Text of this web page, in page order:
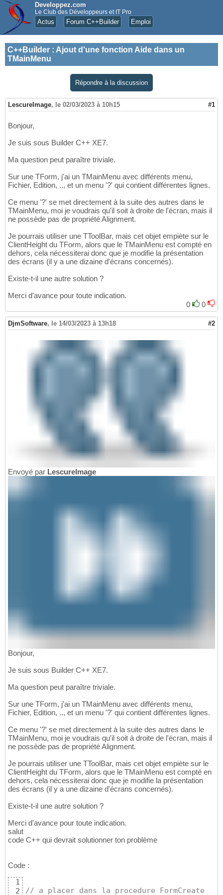
Developpez.com
Le Club des Développeurs et IT Pro
Actus Forum C++Builder Emploi
C++Builder : Ajout d'une fonction Aide dans un
TMainMenu
Répondre à la discussion
LescureImage, le 02/03/2023 à 10h15 #1
Bonjour,
Je suis sous Builder C++ XE7.
Ma question peut paraître triviale.
Sur une TForm, j'ai un TMainMenu avec différents menu,
Fichier, Edition, .., et un menu '?' qui contient différentes lignes.
Ce menu '?' se met directement à la suite des autres dans le
TMainMenu, moi je voudrais qu'il soit à droite de l'écran, mais il
ne possède pas de propriété Alignment.
Je pourrais utiliser une TToolBar, mais cet objet empiète sur le
ClientHeight du TForm, alors que le TMainMenu est compté en
dehors, cela nécessiterai donc que je modifie la présentation
des écrans (il y a une dizaine d'écrans concernés).
Existe-t-il une autre solution ?
Merci d'avance pour toute indication.
0
0
DjmSoftware, le 14/03/2023 à 13h18 #2
Envoyé par LescureImage
Bonjour,
Je suis sous Builder C++ XE7.
Ma question peut paraître triviale.
Sur une TForm, j'ai un TMainMenu avec différents menu,
Fichier, Edition, .., et un menu '?' qui contient différentes lignes.
Ce menu '?' se met directement à la suite des autres dans le
TMainMenu, moi je voudrais qu'il soit à droite de l'écran, mais il
ne possède pas de propriété Alignment.
Je pourrais utiliser une TToolBar, mais cet objet empiète sur le
ClientHeight du TForm, alors que le TMainMenu est compté en
dehors, cela nécessiterai donc que je modifie la présentation
des écrans (il y a une dizaine d'écrans concernés).
Existe-t-il une autre solution ?
Merci d'avance pour toute indication.
salut
code C++ qui devrait solutionner ton problème
Code :
1
2
// a placer dans la procedure FormCreate